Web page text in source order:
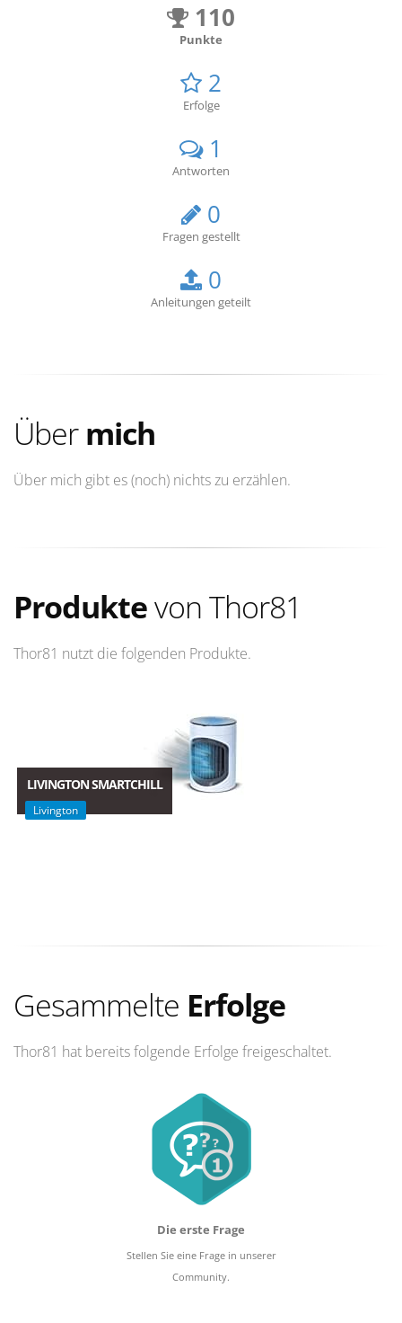
110
Punkte
2
Erfolge
1
Antworten
0
Fragen gestellt
0
Anleitungen geteilt
Übermich
Über mich gibt es (noch) nichts zu erzählen.
Produktevon Thor81
Thor81 nutzt die folgenden Produkte.
LIVINGTON SMARTCHILL
Livington
Gesammelte Erfolge
Thor81 hat bereits folgende Erfolge freigeschaltet.
Die erste Frage
Stellen Sie eine Frage in unserer
Community.